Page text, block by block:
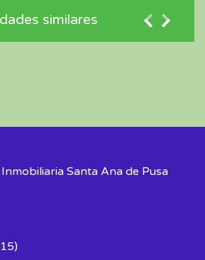
similares
Santa Ana de Pusa